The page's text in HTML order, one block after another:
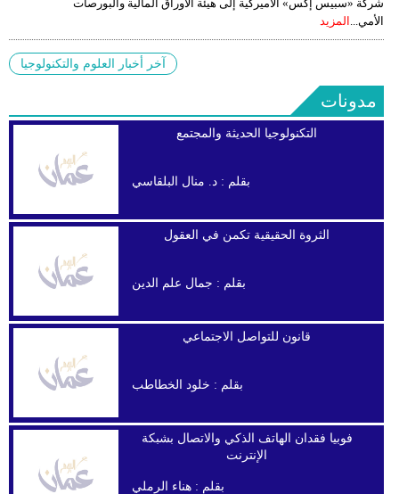
شركة «سبيس إكس» الأميركية إلى هيئة الأوراق المالية والبورصات
الأمي... المزيد
آخر أخبار العلوم والتكنولوجيا
مدونات
التكنولوجيا الحديثة والمجتمع
بقلم :د. منال البلقاسي
الثروة الحقيقية تكمن في العقول
بقلم : جمال علم الدين
قانون للتواصل الاجتماعي
بقلم : خلود الخطاطب
فوبيا فقدان الهاتف الذكي والاتصال بشبكة
الإنترنت
بقلم :هناء الرملي